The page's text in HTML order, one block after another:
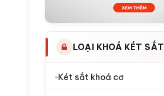
LOẠI KHOÁ KÉT SẮT
Két sắt khoá cơ